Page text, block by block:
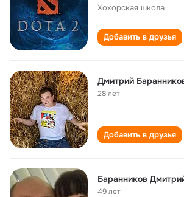
Хохорская школа
Добавить в друзья
Дмитрий
28 лет
Добавить в друзья
Баранников
49 лет